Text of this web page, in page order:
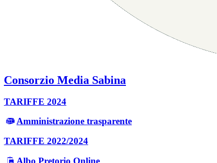
Consorzio Media Sabina
TARIFFE 2024
Amministrazione trasparente
TARIFFE 2022/2024
Albo Pretorio Online